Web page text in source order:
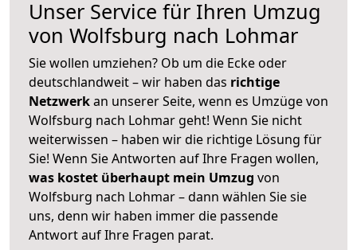
Unser Service für Ihren Umzug
von Wolfsburg nach Lohmar
Sie wollen umziehen? Ob um die Ecke oder
deutschlandweit – wir haben das richtige
Netzwerkan unserer Seite, wenn es Umzüge von
Wolfsburg nach Lohmar geht! Wenn Sie nicht
weiterwissen – haben wir die richtige Lösung für
Sie! Wenn Sie Antworten auf Ihre Fragen wollen,
was kostet überhaupt mein Umzug von
Wolfsburg nach Lohmar – dann wählen Sie sie
uns, denn wir haben immer die passende
Antwort auf Ihre Fragen parat.